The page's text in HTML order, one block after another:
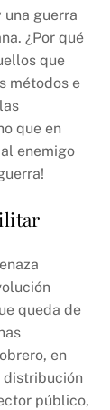
una guerra
¿Por qué
que
métodos e
que en
enemigo
queda de
en
distribución
público,